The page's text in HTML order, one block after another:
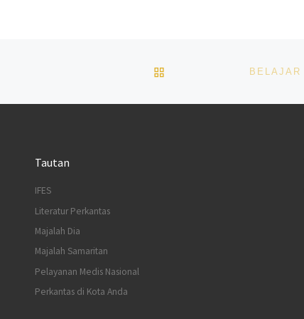
BACK TO POST LIST
Tautan
IFES
Literatur Perkantas
Majalah Dia
Majalah Samaritan
Pelayanan Medis Nasional
Perkantas di Kota Anda